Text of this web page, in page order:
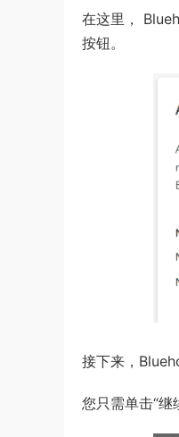
在这里，
按钮。
接下来，
您只需单击“继